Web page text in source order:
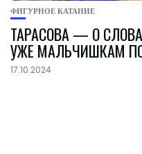
ФИГУРНОЕ КАТАНИЕ
ТАРАСОВА — О
УЖЕ МАЛЬЧИШКАМ
17.10.2024